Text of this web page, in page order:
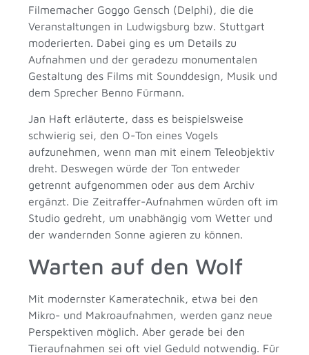
Filmemacher Goggo Gensch (Delphi), die die
Veranstaltungen in Ludwigsburg bzw. Stuttgart
moderierten. Dabei ging es um Details zu
Aufnahmen und der geradezu monumentalen
Gestaltung des Films mit Sounddesign, Musik und
dem Sprecher Benno Fürmann.
Jan Haft erläuterte, dass es beispielsweise
schwierig sei, den O-Ton eines Vogels
aufzunehmen, wenn man mit einem Teleobjektiv
dreht. Deswegen würde der Ton entweder
getrennt aufgenommen oder aus dem Archiv
ergänzt. Die Zeitraffer-Aufnahmen würden oft im
Studio gedreht, um unabhängig vom Wetter und
der wandernden Sonne agieren zu können.
Warten auf den Wolf
Mit modernster Kameratechnik, etwa bei den
Mikro- und Makroaufnahmen, werden ganz neue
Perspektiven möglich. Aber gerade bei den
Tieraufnahmen sei oft viel Geduld notwendig. Für